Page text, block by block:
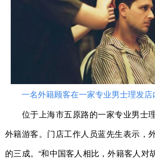
一名外籍顾客在一家专业男士理发店
位于上海市五原路的一家专业男士
外籍游客。门店工作人员蓝先生表示，
的三成。“和中国客人相比，外籍客人对